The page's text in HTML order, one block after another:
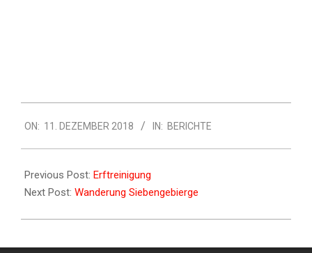
ON: 11. DEZEMBER 2018 IN: BERICHTE
Previous Post: Erftreinigung
Next Post: Wanderung Siebengebierge